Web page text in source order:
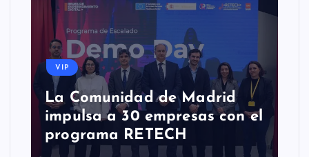
VIP
La Comunidad de Madrid
impulsa a 30 empresas con el
programa RETECH